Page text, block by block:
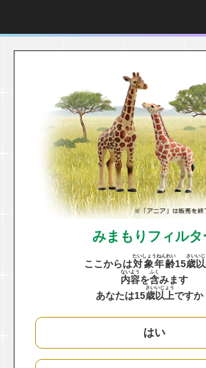
みまもりフィルタ
ここからは対象年齢
たいしょうねんれい
15歳
さいいじ
内容
ないよう
を含
ふく
みます
あなたは15歳
さい
以上
いじょう
ですか
はい